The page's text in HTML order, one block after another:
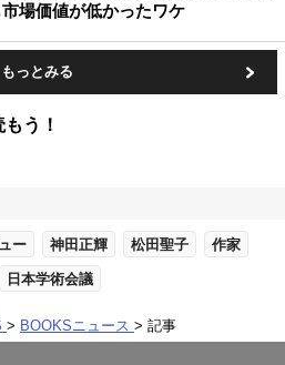
場価値が低かったワケ
もっとみる
う！
ー 神田正輝 松田聖子 作家
日本学術会議
BOOKSニュース 記事